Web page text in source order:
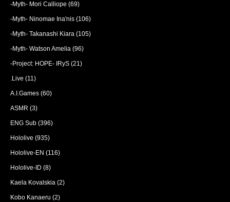
-Myth- Mori Calliope (69)
-Myth- Ninomae Ina'nis (106)
-Myth- Takanashi Kiara (105)
-Myth- Watson Amelia (96)
-Project: HOPE- IRyS (21)
.Live (11)
A.I.Games (60)
ASMR (3)
ENG Sub (396)
Hololive (935)
Hololive-EN (116)
Hololive-ID (8)
Kaela Kovalskia (2)
Kobo Kanaeru (2)